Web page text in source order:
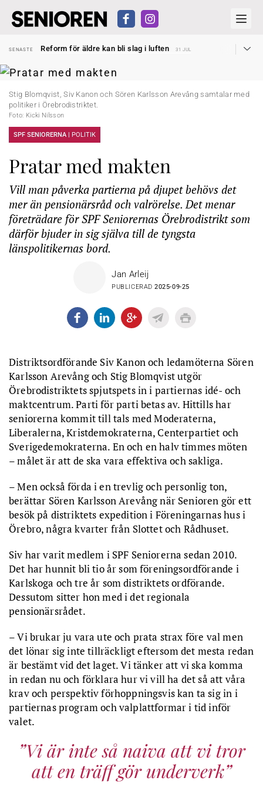
SENASTE
Reform för äldre kan bli slag i luften
31 JUL
SENASTE
Dom öppnar för rätt till garantipension
Snart kan telefonförsäljning förbjudas i Sverige
SENASTE
Liten höjning av garantipensionen
SENASTE
Sven Hagströmer sommarpratar
Reform för äldre kan bli slag i luften
Stig Blomqvist, Siv Kanon och Sören Karlsson Arevång samtalar med
politiker i Örebrodistriktet.
Foto: Kicki Nilsson
SPF SENIORERNA | POLITIK
Pratar med makten
Vill man påverka partierna på djupet behövs det
mer än pensionärsråd och valrörelse. Det menar
företrädare för SPF Seniorernas Örebrodistrikt som
därför bjuder in sig själva till de tyngsta
länspolitikernas bord.
Jan Arleij
PUBLICERAD2025-09-25
Distriktsordförande Siv Kanon och ledamöterna Sören
Karlsson Arevång och Stig Blomqvist utgör
Örebrodistriktets spjutspets in i partiernas idé- och
maktcentrum. Parti för parti betas av. Hittills har
seniorerna kommit till tals med Moderaterna,
Liberalerna, Kristdemokraterna, Centerpartiet och
Sverigedemokraterna. En och en halv timmes möten
– målet är att de ska vara effektiva och sakliga.
– Men också förda i en trevlig och personlig ton,
berättar Sören Karlsson Arevång när Senioren gör ett
besök på distriktets expedition i Föreningarnas hus i
Örebro, några kvarter från Slottet och Rådhuset.
Siv har varit medlem i SPF Seniorerna sedan 2010.
Det har hunnit bli tio år som föreningsordförande i
Karlskoga och tre år som distriktets ordförande.
Dessutom sitter hon med i det regionala
pensionärsrådet.
– Vi brukar ju vara ute och prata strax före val men
det lönar sig inte tillräckligt eftersom det mesta redan
är bestämt vid det laget. Vi tänker att vi ska komma
in redan nu och förklara hur vi vill ha det så att våra
krav och perspektiv förhoppningsvis kan ta sig in i
partiernas program och valplattformar i tid inför
valet.
Vi är inte så naiva att vi tror
att en träff gör underverk